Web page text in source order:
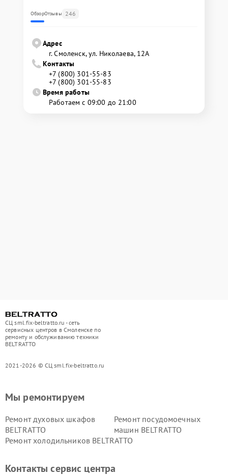
ОбзорОтзывы 246
Адрес
г. Смоленск, ул. Николаева, 12А
Контакты
+7 (800) 301-55-83
+7 (800) 301-55-83
Время работы
Работаем с 09:00 до 21:00
СЦ sml.fix-beltratto.ru - сеть
сервисных центров в Смоленске по
ремонту и обслуживанию техники
BELTRATTO
2021-2026 © СЦ sml.fix-beltratto.ru
Мы ремонтируем
Ремонт духовых шкафов
BELTRATTO
Ремонт посудомоечных
машин BELTRATTO
Ремонт холодильников BELTRATTO
Контакты сервис центра